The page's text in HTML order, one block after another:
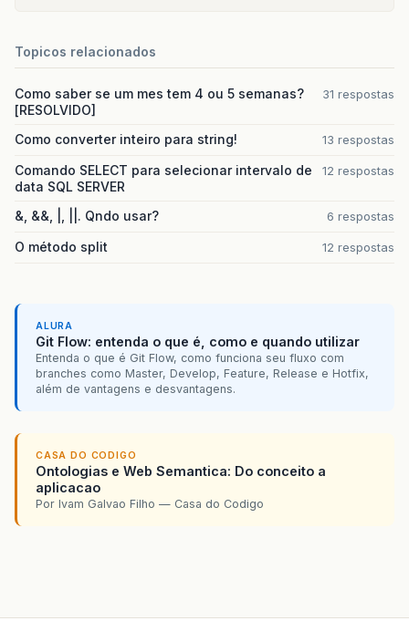
Topicos relacionados
Como saber se um mes tem 4 ou 5 semanas?
[RESOLVIDO]
31 respostas
Como converter inteiro para string! 13 respostas
Comando SELECT para selecionar intervalo de
data SQL SERVER
12 respostas
&, &&, |, ||. Qndo usar? 6 respostas
O método split 12 respostas
ALURA
Git Flow: entenda o que é, como e quando utilizar
Entenda o que é Git Flow, como funciona seu fluxo com
branches como Master, Develop, Feature, Release e Hotfix,
além de vantagens e desvantagens.
CASA DO CODIGO
Ontologias e Web Semantica: Do conceito a
aplicacao
Por Ivam Galvao Filho — Casa do Codigo